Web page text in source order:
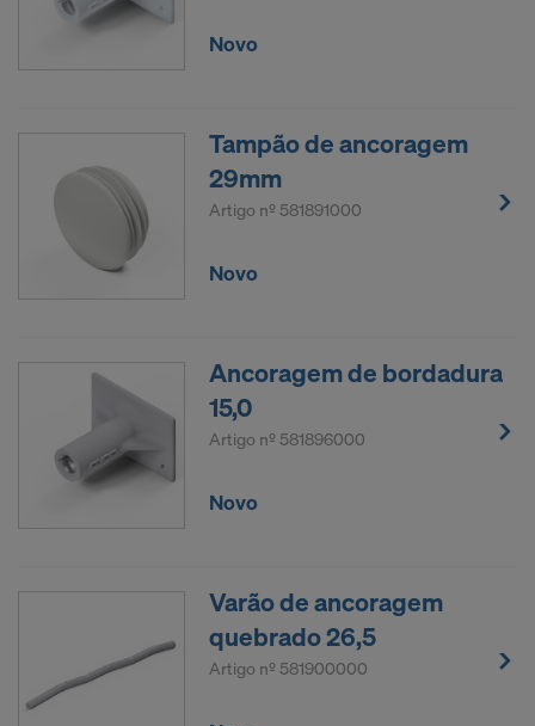
Novo
Tampão de ancoragem
29mm
Artigo nº 581891000
Novo
Ancoragem de bordadura
15,0
Artigo nº 581896000
Novo
Varão de ancoragem
quebrado 26,5
Artigo nº 581900000